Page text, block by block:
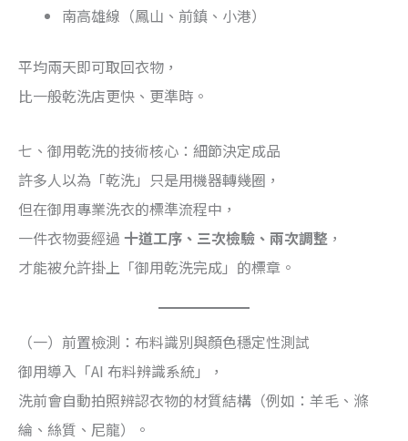
南高雄線（鳳山、前鎮、小港）
平均兩天即可取回衣物，
比一般乾洗店更快、更準時。
七、御用乾洗的技術核心：細節決定成品
許多人以為「乾洗」只是用機器轉幾圈，
但在御用專業洗衣的標準流程中，
一件衣物要經過 十道工序、三次檢驗、兩次調整 ，
才能被允許掛上「御用乾洗完成」的標章。
（一）前置檢測：布料識別與顏色穩定性測試
御用導入「AI 布料辨識系統」，
洗前會自動拍照辨認衣物的材質結構（例如：羊毛、滌
綸、絲質、尼龍）。